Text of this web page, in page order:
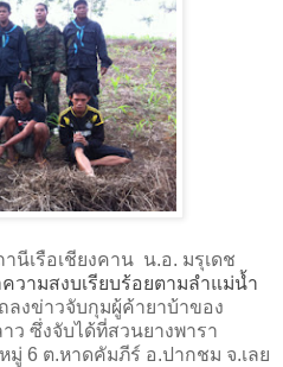
านีเรือเชียงคาน น.อ. มรุเดช
วามสงบเรียบร้อยตามลำแม่น้ำ
งข่าวจับกุมผู้ค้ายาบ้าของ
าว ซึ่งจับได้ที่สวนยางพารา
มู่ 6 ต.หาดคัมภีร์ อ.ปากชม จ.เลย